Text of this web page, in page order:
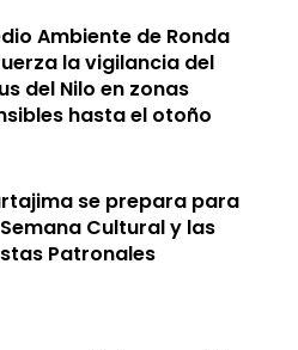
Ambiente de Ronda
la vigilancia del
del Nilo en zonas
hasta el otoño
se prepara para
Cultural y las
Patronales